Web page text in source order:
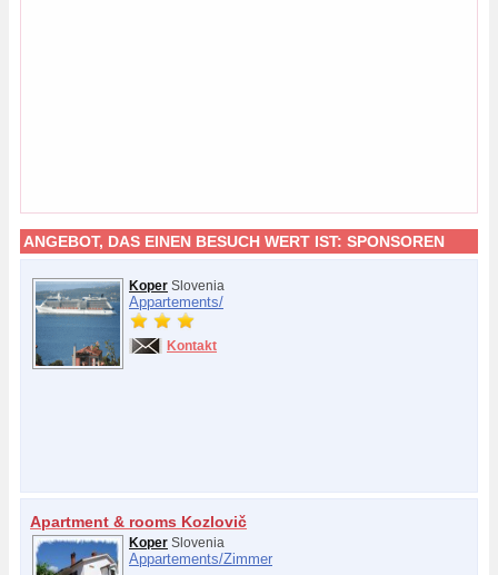
ANGEBOT, DAS EINEN BESUCH WERT IST: SPONSOREN
Koper Slovenia
Appartements/
Kontakt
Apartment & rooms Kozlovič
Koper Slovenia
Appartements/Zimmer